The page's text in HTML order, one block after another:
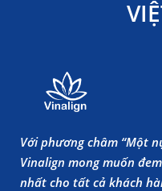
Với phương châm “Một
Vinalign mong muốn
nhất cho tất cả khách